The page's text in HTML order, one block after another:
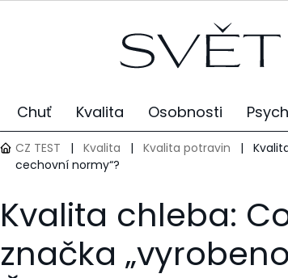
Chuť Kvalita Osobnosti
CZ TEST | Kvalita | Kvalita potravin |
cechovní normy“?
Kvalita chleba:
značka